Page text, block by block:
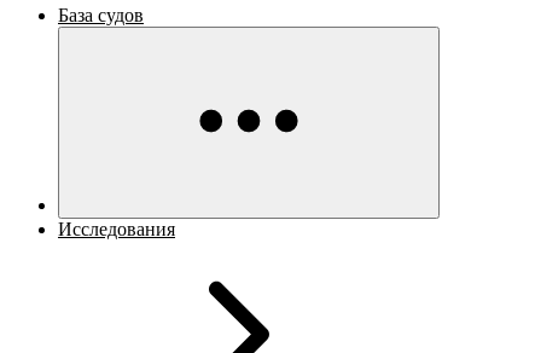
База судов
Исследования